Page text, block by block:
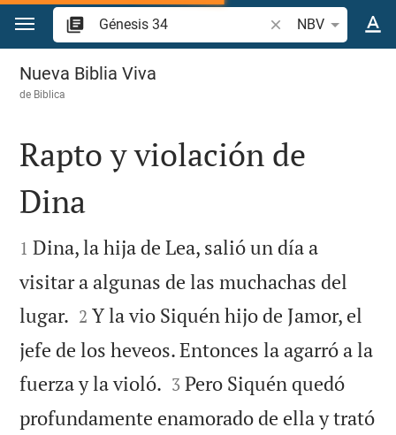
Ir a un contenido
Buscar versículo
NBV
Génesis 34
Nueva Biblia Viva
de Biblica

Rapto y violación de
Dina

1 Dina, la hija de Lea, salió un día a
visitar a algunas de las muchachas del
lugar. 

2 Y la vio Siquén hijo de Jamor, el
jefe de los heveos. Entonces la agarró a la
fuerza y la violó. 

3 Pero Siquén quedó
profundamente enamorado de ella y trató